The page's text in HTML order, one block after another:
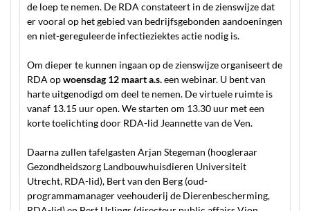
de loep te nemen. De RDA constateert in de zienswijze dat
er vooral op het gebied van bedrijfsgebonden aandoeningen
en niet-gereguleerde infectieziektes actie nodig is.
Om dieper te kunnen ingaan op de zienswijze organiseert de
RDA opwoensdag 12 maart a.s.een webinar. U bent van
harte uitgenodigd om deel te nemen. De virtuele ruimte is
vanaf 13.15 uur open. We starten om 13.30 uur met een
korte toelichting door RDA-lid Jeannette van de Ven.
Daarna zullen tafelgasten Arjan Stegeman (hoogleraar
Gezondheidszorg Landbouwhuisdieren Universiteit
Utrecht, RDA-lid), Bert van den Berg (oud-
programmamanager veehouderij de Dierenbescherming,